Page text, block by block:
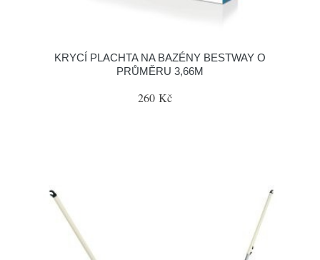
KRYCÍ PLACHTA NA BAZÉNY BESTWAY O
PRŮMĚRU 3,66M
260 Kč